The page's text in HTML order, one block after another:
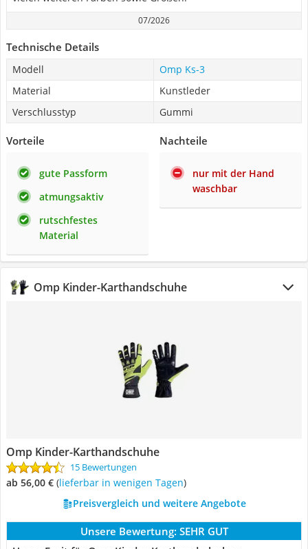
07/2026
Technische Details
Modell
Omp Ks-3
Material
Kunstleder
Verschlusstyp
Gummi
Vorteile
gute Passform
atmungsaktiv
rutschfestes
Material
Nachteile
nur mit der Hand
waschbar
Omp Kinder-Karthandschuhe
Omp Kinder-Karthandschuhe
15 Bewertungen
ab 56,00 € ( Lieferbar in wenigen Tagen)
Preisvergleich und weitere Angebote
Unsere Bewertung: SEHR GUT